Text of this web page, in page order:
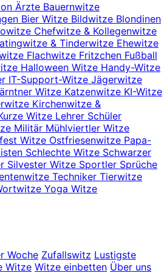
Ärzte Bauernwitze
Bier Witze Bildwitze Blondinen
Chefwitze & Kollegenwitze
& Tinderwitze Ehewitze
Flachwitze Fritzchen Fußball
Halloween Witze Handy-Witze
IT-Support-Witze Jägerwitze
Witze Katzenwitze KI-Witze
Kirchenwitze &
Witze Lehrer Schüler
Militär Mühlviertler Witze
Witze Ostfriesenwitze Papa-
Schlechte Witze Schwarzer
Silvester Witze Sportler Sprüche
Techniker Tierwitze
Yoga Witze
Woche Zufallswitz Lustigste
Witze Witze einbetten Über uns